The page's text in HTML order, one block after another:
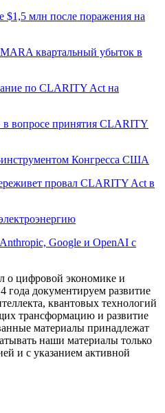
$1,5 млн после поражения на
квартальный убыток в
по CLARITY Act на
вопросе принятия CLARITY
Конгресса США
провал CLARITY Act в
Google и OpenAI с
о цифровой экономике и
года документируем развитие
квантовых технологий
трансформацию и развитие
материалы принадлежат
наши материалы только
и с указанием активной